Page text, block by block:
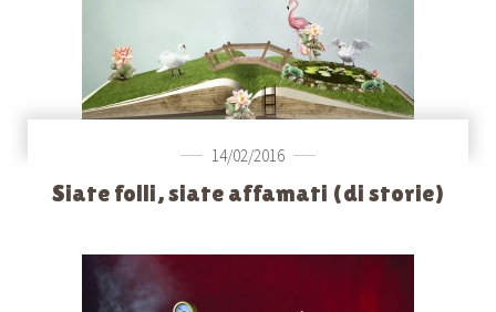
14/02/2016
Siate folli, siate affamati (di storie)